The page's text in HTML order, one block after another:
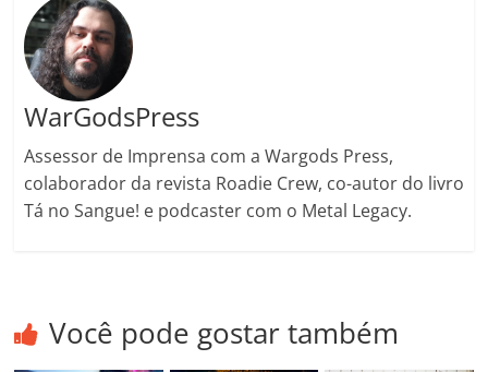
WarGodsPress
Assessor de Imprensa com a Wargods Press,
colaborador da revista Roadie Crew, co-autor do livro
Tá no Sangue! e podcaster com o Metal Legacy.
Você pode gostar também